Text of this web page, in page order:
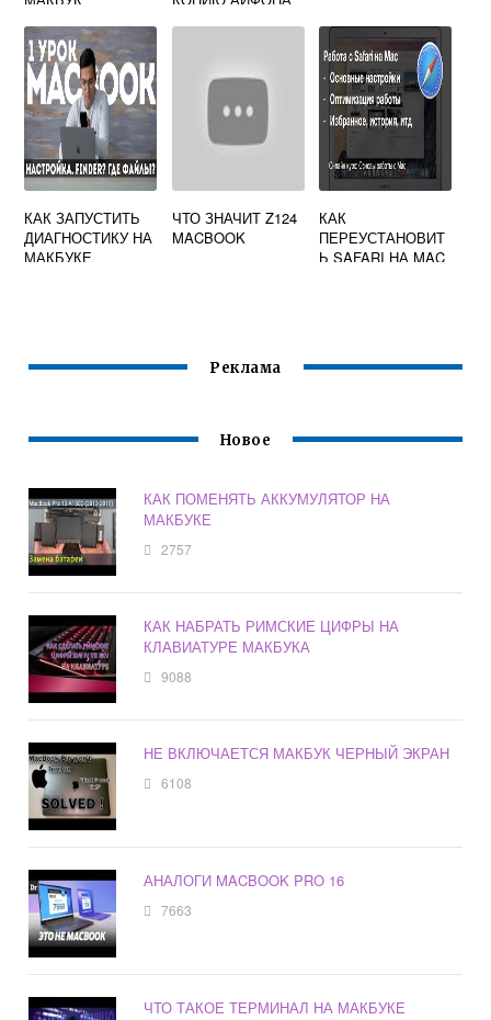
КАК ЗАПУСТИТЬ
ДИАГНОСТИКУ НА
МАКБУКЕ
ЧТО ЗНАЧИТ Z124
MACBOOK
КАК
ПЕРЕУСТАНОВИТ
Ь SAFARI НА MAC
Реклама
Новое
КАК ПОМЕНЯТЬ АККУМУЛЯТОР НА
МАКБУКЕ
2757
КАК НАБРАТЬ РИМСКИЕ ЦИФРЫ НА
КЛАВИАТУРЕ МАКБУКА
9088
НЕ ВКЛЮЧАЕТСЯ МАКБУК ЧЕРНЫЙ ЭКРАН
6108
АНАЛОГИ MACBOOK PRO 16
7663
ЧТО ТАКОЕ ТЕРМИНАЛ НА МАКБУКЕ